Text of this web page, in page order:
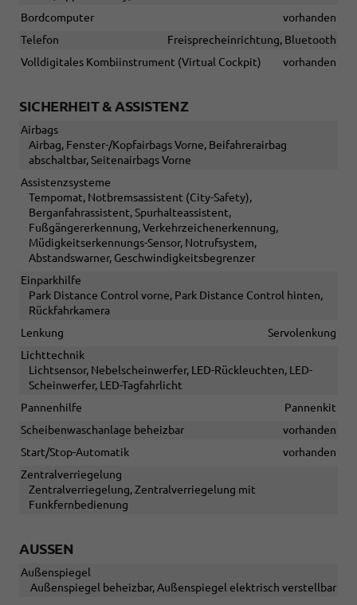
Bordcomputer
vorhanden
Telefon
Freisprecheinrichtung, Bluetooth
Volldigitales Kombiinstrument (Virtual Cockpit)
vorhanden
SICHERHEIT & ASSISTENZ
Airbags
Airbag, Fenster-/Kopfairbags Vorne, Beifahrerairbag
abschaltbar, Seitenairbags Vorne
Assistenzsysteme
Tempomat, Notbremsassistent (City-Safety),
Berganfahrassistent, Spurhalteassistent,
Fußgängererkennung, Verkehrzeichenerkennung,
Müdigkeitserkennungs-Sensor, Notrufsystem,
Abstandswarner, Geschwindigkeitsbegrenzer
Einparkhilfe
Park Distance Control vorne, Park Distance Control hinten,
Rückfahrkamera
Lenkung
Servolenkung
Lichttechnik
Lichtsensor, Nebelscheinwerfer, LED-Rückleuchten, LED-
Scheinwerfer, LED-Tagfahrlicht
Pannenhilfe
Pannenkit
Scheibenwaschanlage beheizbar
vorhanden
Start/Stop-Automatik
vorhanden
Zentralverriegelung
Zentralverriegelung, Zentralverriegelung mit
Funkfernbedienung
AUSSEN
Außenspiegel
Außenspiegel beheizbar, Außenspiegel elektrisch verstellbar